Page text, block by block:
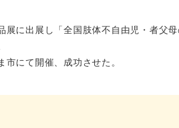
に出展し「全国肢体不自由児・者父母
にて開催、成功させた。